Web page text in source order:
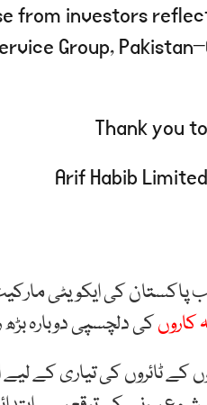
from investors
Group,
Thank you
کی ایکویٹی
کاروںکی دلچسپی دوبارہ
کی تیاری کے لیے